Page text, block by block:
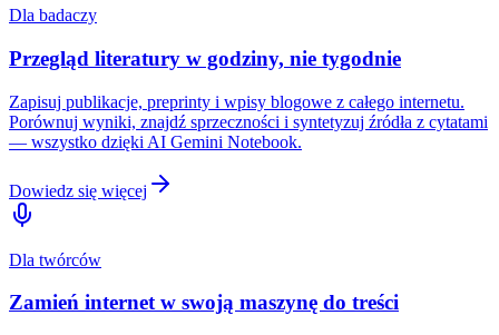
Dla badaczy
Przegląd literatury w godziny, nie tygodnie
Zapisuj publikacje, preprinty i wpisy blogowe z całego internetu.
Porównuj wyniki, znajdź sprzeczności i syntetyzuj źródła z cytatami
— wszystko dzięki AI Gemini Notebook.
Dowiedz się więcej
Dla twórców
Zamień internet w swoją maszynę do treści